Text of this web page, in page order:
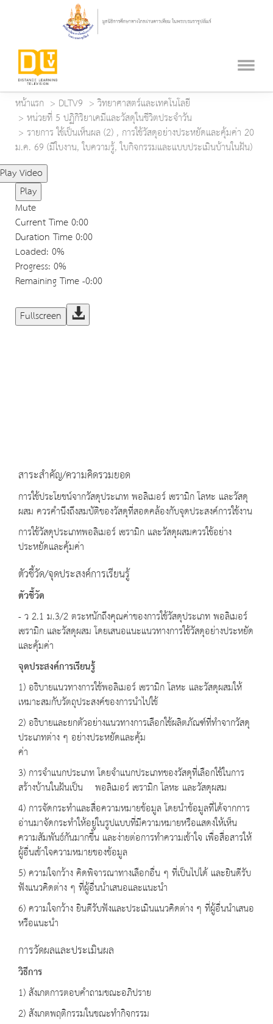
หน้าแรก DLTV9
วิทยาศาสตร์และเทคโนโลยี
หน่วยที่ 5 ปฏิกิริยาเคมีและวัสดุในชีวิตประจำวัน
รายการ ใช้เป็นเห็นผล (2) , การใช้วัสดุอย่างประหยัดและคุ้มค่า 20
ม.ค. 69 (มีใบงาน, ใบความรู้, ใบกิจกรรมและแบบประเมินบ้านในฝัน)
Play Video
Play
Mute
Current Time0:00
Duration Time0:00
Loaded: 0%
Progress: 0%
Remaining Time-0:00
Fullscreen
สาระสำคัญ/ความคิดรวมยอด
การใช้ประโยชน์จากวัสดุประเภท พอลิเมอร์ เซรามิก โลหะ และวัสดุ
ผสม ควรคำนึงถึงสมบัติของวัสดุที่สอดคล้องกับจุดประสงค์การใช้งาน
การใช้วัสดุประเภทพอลิเมอร์ เซรามิก และวัสดุผสมควรใช้อย่าง
ประหยัดและคุ้มค่า
ตัวชี้วัด/จุดประสงค์การเรียนรู้
ตัวชี้วัด
- ว 2.1 ม.3/2 ตระหนักถึงคุณค่าของการใช้วัสดุประเภท พอลิเมอร์
เซรามิก และวัสดุผสม โดยเสนอแนะแนวทางการใช้วัสดุอย่างประหยัด
และคุ้มค่า
จุดประสงค์การเรียนรู้
1) อธิบายแนวทางการใช้พอลิเมอร์ เซรามิก โลหะ และวัสดุผสมให้
เหมาะสมกับวัตถุประสงค์ของการนำไปใช้
2) อธิบายและยกตัวอย่างแนวทางการเลือกใช้ผลิตภัณฑ์ที่ทำจากวัสดุ
ประเภทต่าง ๆ อย่างประหยัดและคุ้ม
ค่า
3) การจำแนกประเภท โดยจำแนกประเภทของวัสดุที่เลือกใช้ในการ
สร้างบ้านในฝันเป็น พอลิเมอร์ เซรามิก โลหะ และวัสดุผสม
4) การจัดกระทำและสื่อความหมายข้อมูล โดยนำข้อมูลที่ได้จากการ
อ่านมาจัดกระทำให้อยู่ในรูปแบบที่มีความหมายหรือแสดงให้เห็น
ความสัมพันธ์กันมากขึ้น และง่ายต่อการทำความเข้าใจ เพื่อสื่อสารให้
ผู้อื่นเข้าใจความหมายของข้อมูล
5) ความใจกว้าง คิดพิจารณาทางเลือกอื่น ๆ ที่เป็นไปได้ และยินดีรับ
ฟังแนวคิดต่าง ๆ ที่ผู้อื่นนำเสนอและแนะนำ
6) ความใจกว้าง ยินดีรับฟังและประเมินแนวคิดต่าง ๆ ที่ผู้อื่นนำเสนอ
หรือแนะนำ
การวัดผลและประเมินผล
วิธีการ
1) สังเกตการตอบคำถามขณะอภิปราย
2) สังเกตพฤติกรรมในขณะทำกิจกรรม